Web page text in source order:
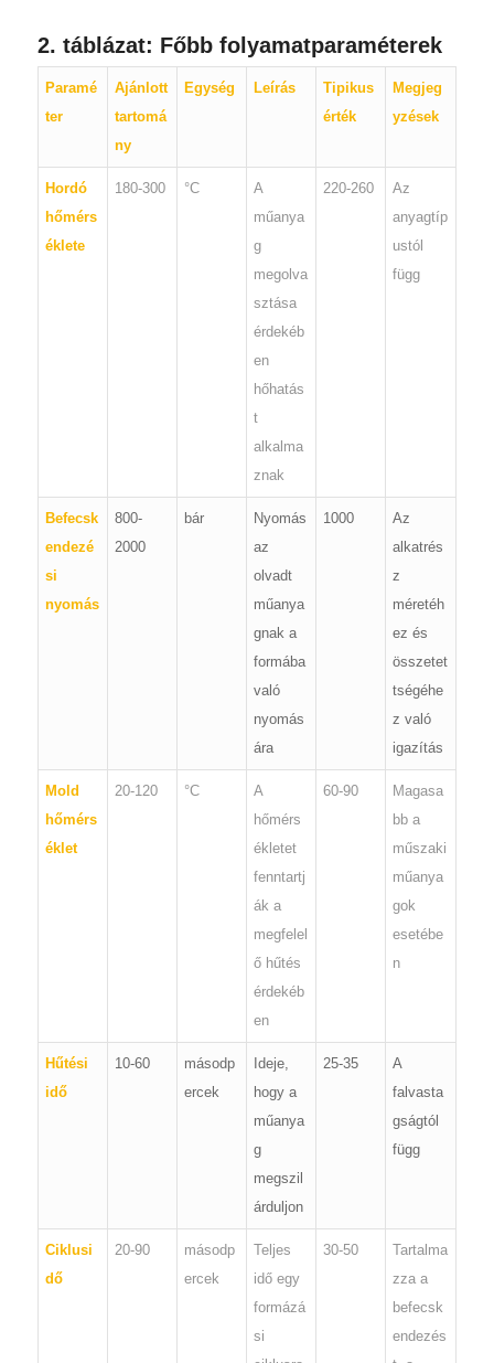
2. táblázat: Főbb folyamatparaméterek
Paramé
ter
Ajánlott
tartomá
ny
Egység Leírás
Tipikus
érték
Megjeg
yzések
Hordó
hőmérs
éklete
180-300 °C
A
műanya
g
megolva
sztása
érdekéb
en
hőhatás
t
alkalma
znak
220-260
Az
anyagtíp
ustól
függ
Befecsk
endezé
si
nyomás
800-
2000
bár
Nyomás
az
olvadt
műanya
gnak a
formába
való
nyomás
ára
1000
Az
alkatrés
z
méretéh
ez és
összetet
tségéhe
z való
igazítás
Mold
hőmérs
éklet
20-120 °C
A
hőmérs
ékletet
fenntartj
ák a
megfelel
ő hűtés
érdekéb
en
60-90
Magasa
bb a
műszaki
műanya
gok
esetébe
n
Hűtési
idő
10-60
másodp
ercek
Ideje,
hogy a
műanya
g
megszil
árduljon
25-35
A
falvasta
gságtól
függ
Ciklusi
dő
20-90
másodp
ercek
Teljes
idő egy
formázá
si
30-50
Tartalma
zza a
befecsk
endezés